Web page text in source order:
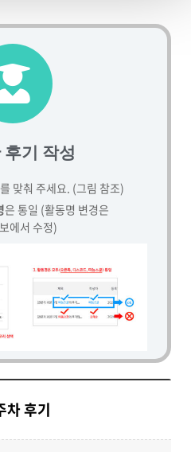
후기 작성
를 맞춰 주세요. (그림 참조)
은 통일 (활동명 변경은
에서 수정)
차 후기